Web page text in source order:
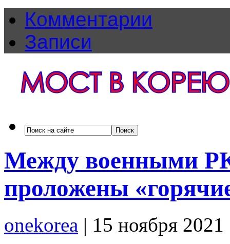
Комментарии
Записи
Между военными
проложены
onekorea | 15 ноября 2021